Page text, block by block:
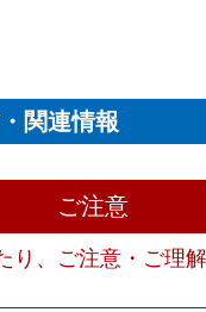
関連情報
ご注意
り、ご注意・ご理